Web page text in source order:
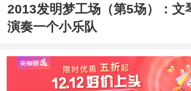
2013发明梦工场（第5场）：文琴 一个
演奏一个小乐队